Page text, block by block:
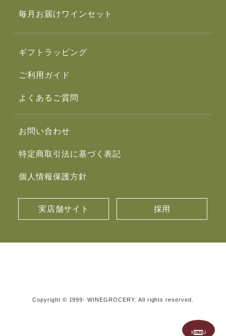
毎月お届けワインセット
ギフトラッピング
ご利用ガイド
よくあるご質問
お問い合わせ
特定商取引法に基づく表記
個人情報保護方針
実店舗サイト 採用
Copyright © 1999- WINEGROCERY. All rights reserved.